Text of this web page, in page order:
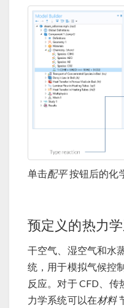
单击配平按钮后的化
预定义的热力
干空气、湿空气和水
统，用于模拟气候控
反应。对于 CFD、
力学系统可以在材料